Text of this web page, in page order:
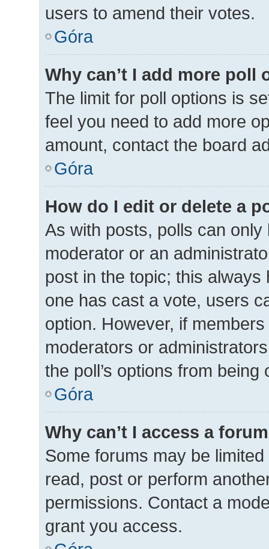
users to amend their votes.
Góra
Why can’t I add more poll
The limit for poll options is
feel you need to add more
amount, contact the board
Góra
How do I edit or delete a
As with posts, polls can
moderator or an
post in the topic; this
one has cast a vote, users
option. However, if
moderators or
the poll’s options from
Góra
Why can’t I access a
Some forums may be
read, post or perform
permissions. Contact a
grant you access.